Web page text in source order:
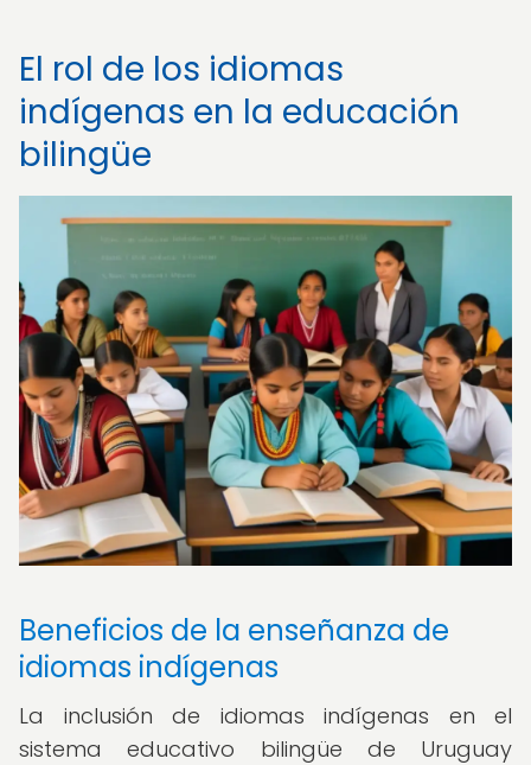
El rol de los idiomas
indígenas en la educación
bilingüe
Beneficios de la enseñanza de
idiomas indígenas
La inclusión de idiomas indígenas en el
sistema educativo bilingüe de Uruguay